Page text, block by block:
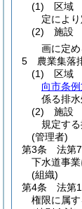
(1)
区域
定によ
(2)
施設
画に定
5
農業集落
(1)
区域
向市条
係る排
(2)
施設
規定す
(管理者)
第3条
法第
下水道事業
(組織)
第4条
法第
権限に属